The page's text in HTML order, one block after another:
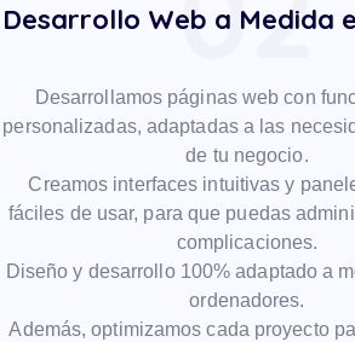
Desarrollo Web a Medida
Desarrollamos páginas web con
personalizadas, adaptadas a las
de tu negocio.
Creamos interfaces intuitivas y
fáciles de usar, para que puedas
complicaciones.
Diseño y desarrollo 100% adaptado a
ordenadores.
Además, optimizamos cada proyecto